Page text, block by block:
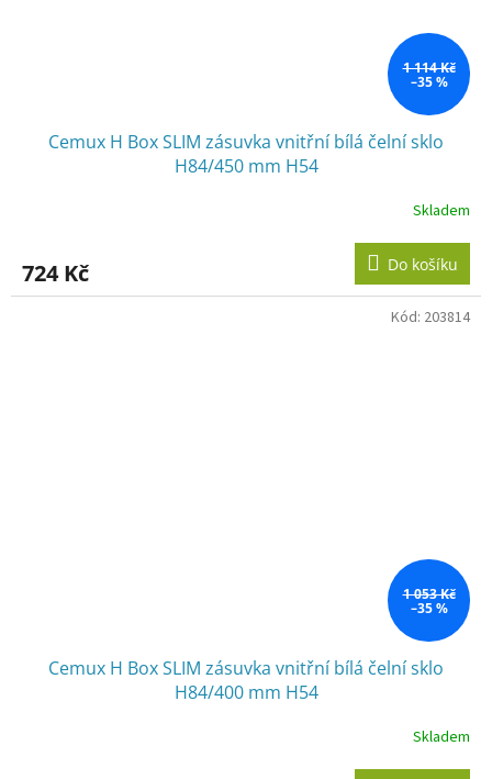
1 114 Kč
–35 %
Cemux H Box SLIM zásuvka vnitřní bílá čelní sklo
H84/450 mm H54
Skladem
724 Kč Do košíku
1 053 Kč
–35 %
Cemux H Box SLIM zásuvka vnitřní bílá čelní sklo
H84/400 mm H54
Skladem
Kód: 203814